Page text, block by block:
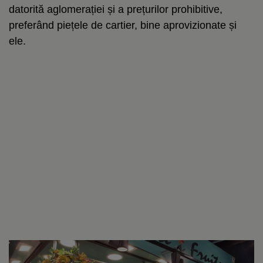
datorită aglomerației și a prețurilor prohibitive,
preferând piețele de cartier, bine aprovizionate și
ele.